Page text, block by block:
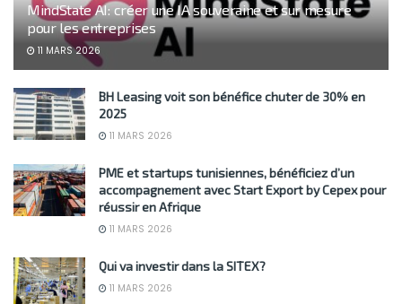
MindState AI: créer une IA souveraine et sur mesure
pour les entreprises
11 MARS 2026
BH Leasing voit son bénéfice chuter de 30% en
2025
11 MARS 2026
PME et startups tunisiennes, bénéficiez d’un
accompagnement avec Start Export by Cepex pour
réussir en Afrique
11 MARS 2026
Qui va investir dans la SITEX?
11 MARS 2026